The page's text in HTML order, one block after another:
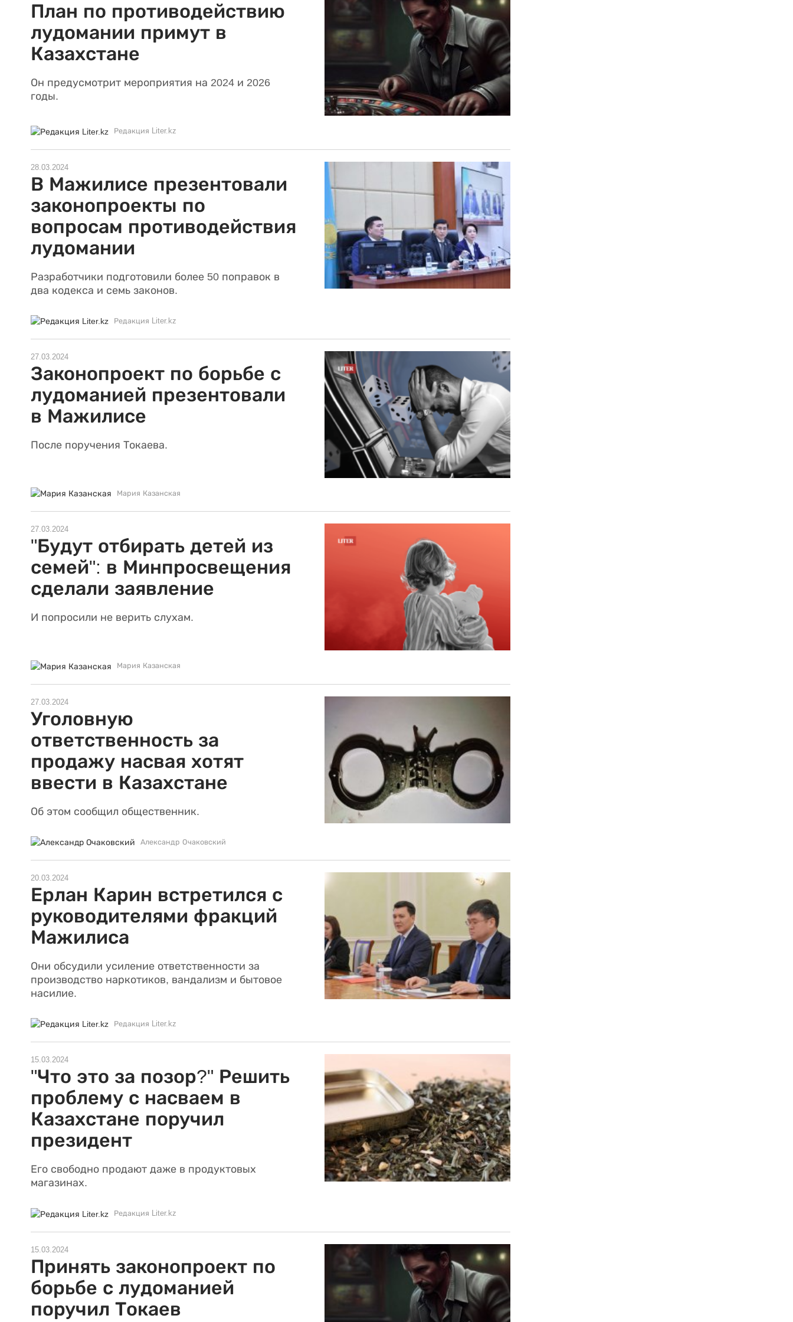
План по противодействию
лудомании примут в
Казахстане
Он предусмотрит мероприятия на 2024 и 2026
годы.
Редакция Liter.kz
28.03.2024
В Мажилисе презентовали
законопроекты по
вопросам противодействия
лудомании
Разработчики подготовили более 50 поправок в
два кодекса и семь законов.
Редакция Liter.kz
27.03.2024
Законопроект по борьбе с
лудоманией презентовали
в Мажилисе
После поручения Токаева.
Мария Казанская
27.03.2024
"Будут отбирать детей из
семей": в Минпросвещения
сделали заявление
И попросили не верить слухам.
Мария Казанская
27.03.2024
Уголовную
ответственность за
продажу насвая хотят
ввести в Казахстане
Об этом сообщил общественник.
Александр Очаковский
20.03.2024
Ерлан Карин встретился с
руководителями фракций
Мажилиса
Они обсудили усиление ответственности за
производство наркотиков, вандализм и бытовое
насилие.
Редакция Liter.kz
15.03.2024
"Что это за позор?" Решить
проблему с насваем в
Казахстане поручил
президент
Его свободно продают даже в продуктовых
магазинах.
Редакция Liter.kz
15.03.2024
Принять законопроект по
борьбе с лудоманией
поручил Токаев